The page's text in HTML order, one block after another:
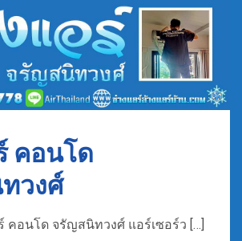
คอนโด
วงศ์
คอนโด จรัญสนิทวงศ์ แอร์เซอร์ว […]